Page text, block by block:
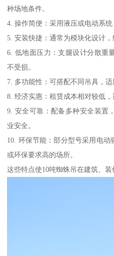
种场地条件。
4. 操作简便：采用液压或电动系统
5. 安装快捷：通常为模块化设计，
6. 低地面压力：支腿设计分散重
不受损。
7. 多功能性：可搭配不同吊具，适
8. 经济实惠：租赁成本相对较低，
9. 安全可靠：配备多种安全装置
业安全。
10. 环保节能：部分型号采用电
或环保要求高的场所。
这些特点使10吨蜘蛛吊在建筑、装